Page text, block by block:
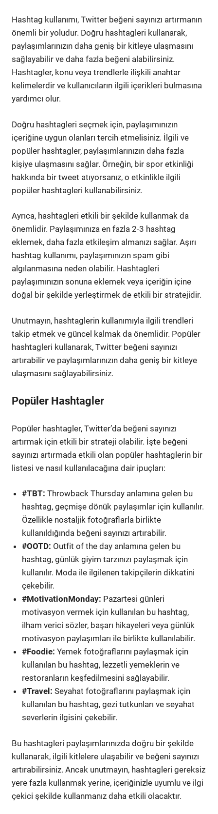
Hashtag kullanımı, Twitter beğeni sayınızı artırmanın
önemli bir yoludur. Doğru hashtagleri kullanarak,
paylaşımlarınızın daha geniş bir kitleye ulaşmasını
sağlayabilir ve daha fazla beğeni alabilirsiniz.
Hashtagler, konu veya trendlerle ilişkili anahtar
kelimelerdir ve kullanıcıların ilgili içerikleri bulmasına
yardımcı olur.
Doğru hashtagleri seçmek için, paylaşımınızın
içeriğine uygun olanları tercih etmelisiniz. İlgili ve
popüler hashtagler, paylaşımlarınızın daha fazla
kişiye ulaşmasını sağlar. Örneğin, bir spor etkinliği
hakkında bir tweet atıyorsanız, o etkinlikle ilgili
popüler hashtagleri kullanabilirsiniz.
Ayrıca, hashtagleri etkili bir şekilde kullanmak da
önemlidir. Paylaşımınıza en fazla 2-3 hashtag
eklemek, daha fazla etkileşim almanızı sağlar. Aşırı
hashtag kullanımı, paylaşımınızın spam gibi
algılanmasına neden olabilir. Hashtagleri
paylaşımınızın sonuna eklemek veya içeriğin içine
doğal bir şekilde yerleştirmek de etkili bir stratejidir.
Unutmayın, hashtaglerin kullanımıyla ilgili trendleri
takip etmek ve güncel kalmak da önemlidir. Popüler
hashtagleri kullanarak, Twitter beğeni sayınızı
artırabilir ve paylaşımlarınızın daha geniş bir kitleye
ulaşmasını sağlayabilirsiniz.
Popüler Hashtagler
Popüler hashtagler, Twitter’da beğeni sayınızı
artırmak için etkili bir strateji olabilir. İşte beğeni
sayınızı artırmada etkili olan popüler hashtaglerin bir
listesi ve nasıl kullanılacağına dair ipuçları:
#TBT: Throwback Thursday anlamına gelen bu
hashtag, geçmişe dönük paylaşımlar için kullanılır.
Özellikle nostaljik fotoğraflarla birlikte
kullanıldığında beğeni sayınızı artırabilir.
#OOTD: Outfit of the day anlamına gelen bu
hashtag, günlük giyim tarzınızı paylaşmak için
kullanılır. Moda ile ilgilenen takipçilerin dikkatini
çekebilir.
#MotivationMonday: Pazartesi günleri
motivasyon vermek için kullanılan bu hashtag,
ilham verici sözler, başarı hikayeleri veya günlük
motivasyon paylaşımları ile birlikte kullanılabilir.
#Foodie: Yemek fotoğraflarını paylaşmak için
kullanılan bu hashtag, lezzetli yemeklerin ve
restoranların keşfedilmesini sağlayabilir.
#Travel: Seyahat fotoğraflarını paylaşmak için
kullanılan bu hashtag, gezi tutkunları ve seyahat
severlerin ilgisini çekebilir.
Bu hashtagleri paylaşımlarınızda doğru bir şekilde
kullanarak, ilgili kitlelere ulaşabilir ve beğeni sayınızı
artırabilirsiniz. Ancak unutmayın, hashtagleri gereksiz
yere fazla kullanmak yerine, içeriğinizle uyumlu ve ilgi
çekici şekilde kullanmanız daha etkili olacaktır.